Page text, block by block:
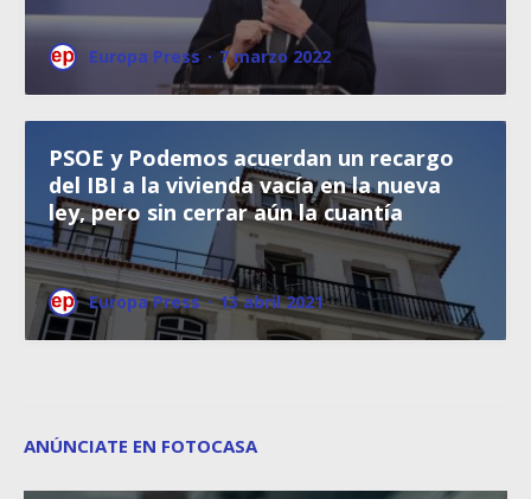
Europa Press · 7 marzo 2022
PSOE y Podemos acuerdan un recargo
del IBI a la vivienda vacía en la nueva
ley, pero sin cerrar aún la cuantía
Europa Press · 13 abril 2021
ANÚNCIATE EN FOTOCASA